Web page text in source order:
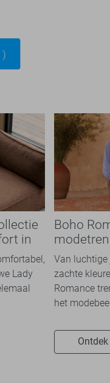
in
Lady
Boho
overal
Van luchtige
zachte
Romance
het